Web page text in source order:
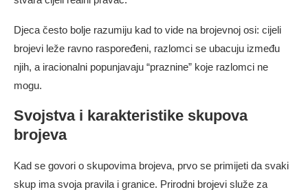
Djeca često bolje razumiju kad to vide na brojevnoj osi: cijeli
brojevi leže ravno raspoređeni, razlomci se ubacuju između
njih, a iracionalni popunjavaju “praznine” koje razlomci ne
mogu.
Svojstva i karakteristike skupova
brojeva
Kad se govori o skupovima brojeva, prvo se primijeti da svaki
skup ima svoja pravila i granice. Prirodni brojevi služe za